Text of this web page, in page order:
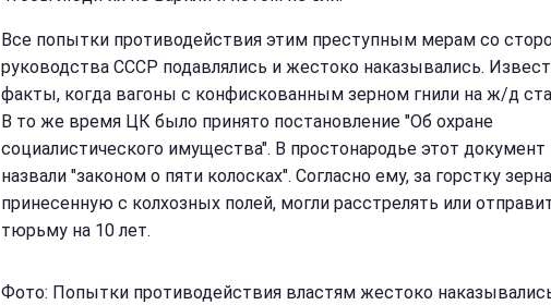
Все попытки противодействия этим преступным мерам со
руководства СССР подавлялись и жестоко наказывались.
факты, когда вагоны с конфискованным зерном гнили на ж/д
В то же время ЦК было принято постановление "Об охране
социалистического имущества". В простонародье этот документ
назвали "законом о пяти колосках". Согласно ему, за горстку
принесенную с колхозных полей, могли расстрелять или
тюрьму на 10 лет.
Фото: Попытки противодействия властям жестоко